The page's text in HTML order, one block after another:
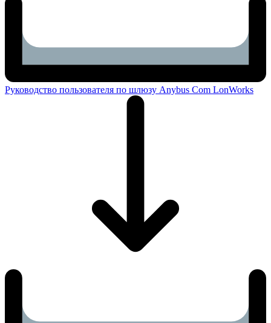
Руководство пользователя по шлюзу Anybus Com LonWorks